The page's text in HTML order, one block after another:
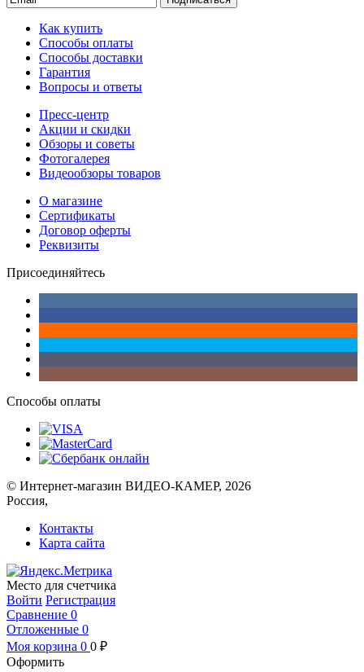
Как купить
Способы оплаты
Способы доставки
Гарантия
Вопросы и ответы
Пресс-центр
Акции и скидки
Обзоры и советы
Фотогалерея
Видеообзоры товаров
О магазине
Сертификаты
Договор оферты
Реквизиты
Присоединяйтесь
Способы оплаты
© Интернет-магазин ВИДЕО-КАМЕР, 2026
Россия,
Контакты
Карта сайта
Место для счетчика
Войти Регистрация
Сравнение 0
Отложенные 0
Моя корзина 0 0 ₽
Оформить